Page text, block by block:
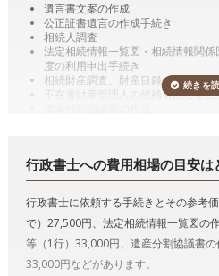
遺言書文案の作成
公正証書遺言の作成手続き
相続人調査
法定相続情報一覧図・相続情報関
度の利用申出手続き
相続財産調査、財産目録の作成
不在者財産管理人の候補者になるこ
遺言の執行
遺言書作成のサポート、遺言の
行政書士は遺言者が決めた遺言内容に
とができます。
行政書士への費用相場の目安は
行政書士に依頼する手続きとその参考
で）27,500円、法定相続情報一覧図の
等（1行）33,000円、遺産分割協議書
33,000円などがあります。